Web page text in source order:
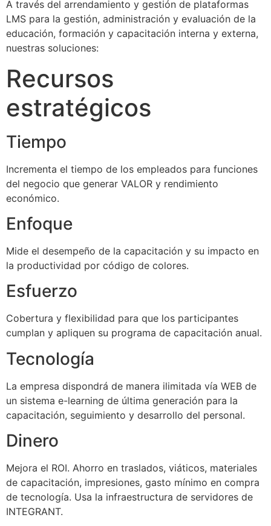
A través del arrendamiento y gestión de plataformas
LMS para la gestión, administración y evaluación de la
educación, formación y capacitación interna y externa,
nuestras soluciones:
Recursos
estratégicos
Tiempo
Incrementa el tiempo de los empleados para funciones
del negocio que generar VALOR y rendimiento
económico.
Enfoque
Mide el desempeño de la capacitación y su impacto en
la productividad por código de colores.
Esfuerzo
Cobertura y flexibilidad para que los participantes
cumplan y apliquen su programa de capacitación anual.
Tecnología
La empresa dispondrá de manera ilimitada vía WEB de
un sistema e-learning de última generación para la
capacitación, seguimiento y desarrollo del personal.
Dinero
Mejora el ROI. Ahorro en traslados, viáticos, materiales
de capacitación, impresiones, gasto mínimo en compra
de tecnología. Usa la infraestructura de servidores de
INTEGRANT.